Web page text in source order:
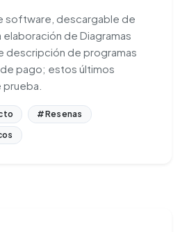
software, descargable de
de Diagramas
descripción de programas
pago; estos últimos
#Resenas